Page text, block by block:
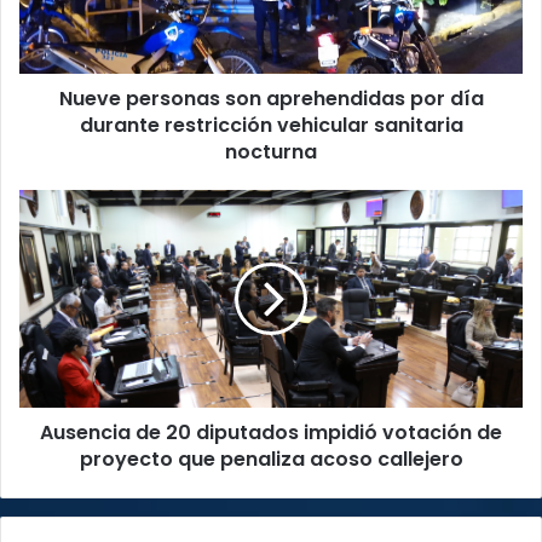
durante
restricción
vehicular
sanitaria
nocturna
Nueve personas son aprehendidas por día
durante restricción vehicular sanitaria
nocturna
Ausencia
de
20
diputados
impidió
votación
de
proyecto
que
penaliza
Ausencia de 20 diputados impidió votación de
proyecto que penaliza acoso callejero